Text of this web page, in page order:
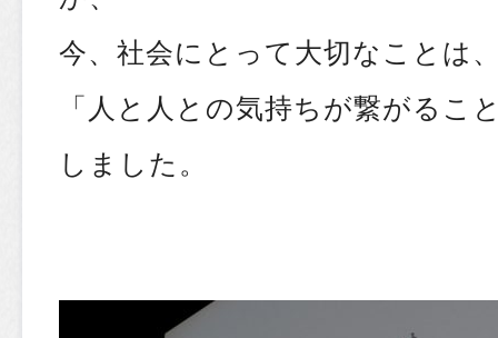
今、社会にとって大切なことは
「人と人との気持ちが繋がるこ
しました。